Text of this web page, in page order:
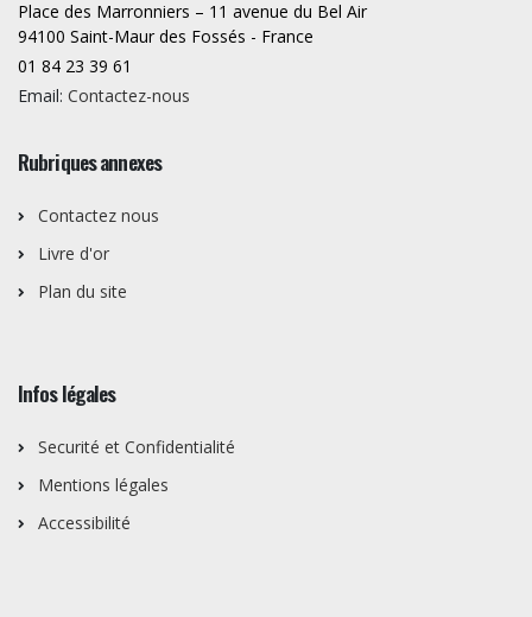
Place des Marronniers – 11 avenue du Bel Air
94100 Saint-Maur des Fossés - France
01 84 23 39 61
Email: Contactez-nous
Rubriques annexes
Contactez nous
Livre d'or
Plan du site
Infos légales
Securité et Confidentialité
Mentions légales
Accessibilité